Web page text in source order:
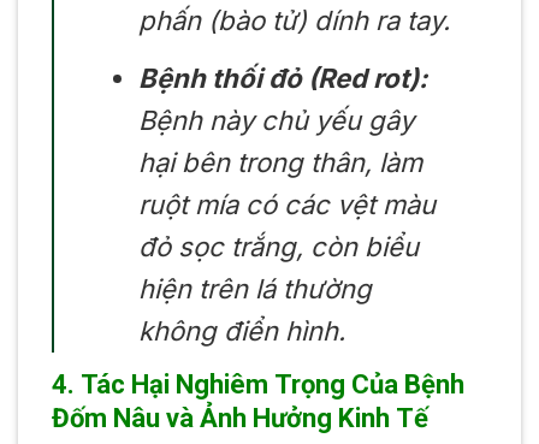
phấn (bào tử) dính ra tay.
Bệnh thối đỏ (Red rot):
Bệnh này chủ yếu gây
hại bên trong thân, làm
ruột mía có các vệt màu
đỏ sọc trắng, còn biểu
hiện trên lá thường
không điển hình.
4. Tác Hại Nghiêm Trọng Của Bệnh
Đốm Nâu và Ảnh Hưởng Kinh Tế